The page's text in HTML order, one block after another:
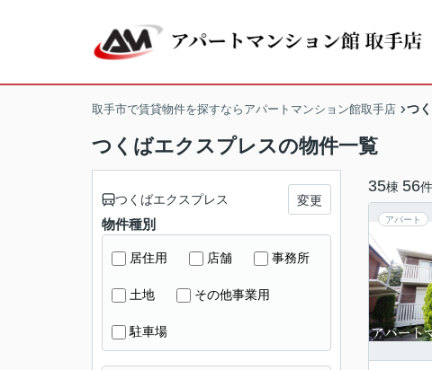
取手市で賃貸物件を探すならアパートマンション館取手店 つ
つくばエクスプレスの物件一覧
35棟 56件
アパート
つくばエクスプレス 変更
物件種別
居住用 店舗 事務所
土地 その他事業用
駐車場